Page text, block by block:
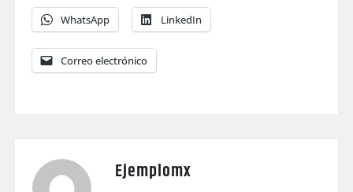
WhatsApp LinkedIn
Correo electrónico
Ejemplomx